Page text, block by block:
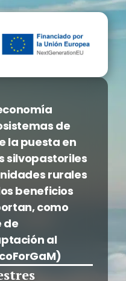
de
la puesta en
silvopastoriles
rurales
beneficios
como
de
al